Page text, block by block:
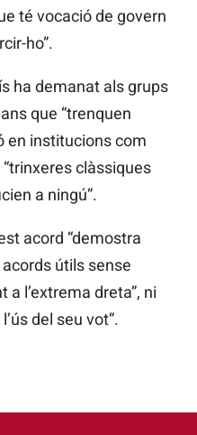
té vocació de govern
ho”.
ha demanat als grups
que “trenquen
en institucions com
clàssiques
a ningú”.
acord “demostra
útils sense
l’extrema dreta”, ni
del seu vot”.